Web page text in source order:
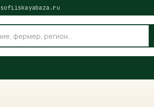
sofiiskayabaza.ru